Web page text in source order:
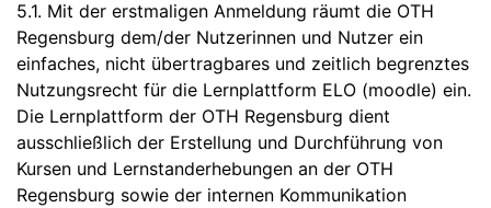
5.1. Mit der erstmaligen Anmeldung räumt die OTH
Regensburg dem/der Nutzerinnen und Nutzer ein
einfaches, nicht übertragbares und zeitlich begrenztes
Nutzungsrecht für die Lernplattform ELO (moodle) ein.
Die Lernplattform der OTH Regensburg dient
ausschließlich der Erstellung und Durchführung von
Kursen und Lernstanderhebungen an der OTH
Regensburg sowie der internen Kommunikation